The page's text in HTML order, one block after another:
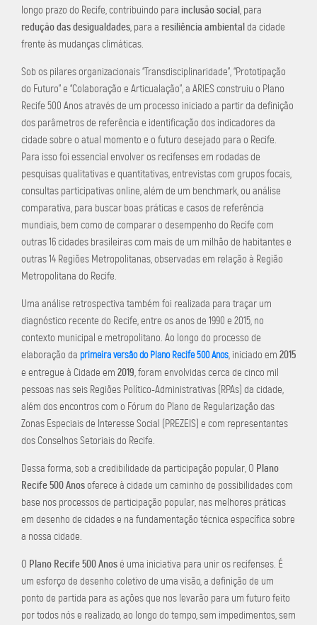
longo prazo do Recife, contribuindo para inclusão social, para
redução das desigualdades, para a resiliência ambientalda cidade
frente às mudanças climáticas.
Sob os pilares organizacionais “Transdisciplinaridade”, “Prototipação
do Futuro” e “Colaboração e Articualação”, a ARIES construiu o Plano
Recife 500 Anos através de um processo iniciado a partir da definição
dos parâmetros de referência e identificação dos indicadores da
cidade sobre o atual momento e o futuro desejado para o Recife.
Para isso foi essencial envolver os recifenses em rodadas de
pesquisas qualitativas e quantitativas, entrevistas com grupos focais,
consultas participativas online, além de um benchmark, ou análise
comparativa, para buscar boas práticas e casos de referência
mundiais, bem como de comparar o desempenho do Recife com
outras 16 cidades brasileiras com mais de um milhão de habitantes e
outras 14 Regiões Metropolitanas, observadas em relação à Região
Metropolitana do Recife.
Uma análise retrospectiva também foi realizada para traçar um
diagnóstico recente do Recife, entre os anos de 1990 e 2015, no
contexto municipal e metropolitano. Ao longo do processo de
elaboração da primeira versão do Plano Recife 500 Anos, iniciado em 2015
e entregue à Cidade em 2019, foram envolvidas cerca de cinco mil
pessoas nas seis Regiões Político-Administrativas (RPAs) da cidade,
além dos encontros com o Fórum do Plano de Regularização das
Zonas Especiais de Interesse Social (PREZEIS) e com representantes
dos Conselhos Setoriais do Recife.
Dessa forma, sob a credibilidade da participação popular, O Plano
Recife 500 Anosoferece à cidade um caminho de possibilidades com
base nos processos de participação popular, nas melhores práticas
em desenho de cidades e na fundamentação técnica específica sobre
a nossa cidade.
O Plano Recife 500 Anosé uma iniciativa para unir os recifenses. É
um esforço de desenho coletivo de uma visão, a definição de um
ponto de partida para as ações que nos levarão para um futuro feito
por todos nós e realizado, ao longo do tempo, sem impedimentos, sem